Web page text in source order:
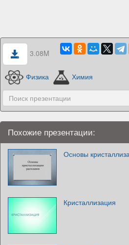
3.08M
Физика Химия
Похожие презентации:
Основы
Кристаллизация